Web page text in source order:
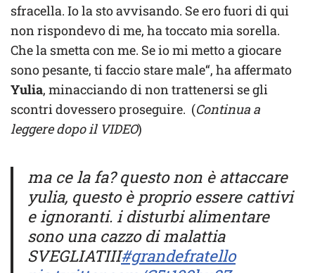
sfracella. Io la sto avvisando. Se ero fuori di qui
non rispondevo di me, ha toccato mia sorella.
Che la smetta con me. Se io mi metto a giocare
sono pesante, ti faccio stare male“, ha affermato
Yulia, minacciando di non trattenersi se gli
scontri dovessero proseguire. (Continua a
leggere dopo il VIDEO)
ma ce la fa? questo non è attaccare
yulia, questo è proprio essere cattivi
e ignoranti. i disturbi alimentare
sono una cazzo di malattia
SVEGLIATIII#grandefratello